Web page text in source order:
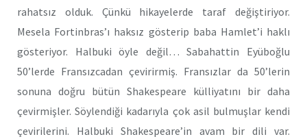
rahatsız olduk. Çünkü hikayelerde taraf değiştiriyor.
Mesela Fortinbras’ı haksız gösterip baba Hamlet’i haklı
gösteriyor. Halbuki öyle değil… Sabahattin Eyüboğlu
50’lerde Fransızcadan çevirirmiş. Fransızlar da 50’lerin
sonuna doğru bütün Shakespeare külliyatını bir daha
çevirmişler. Söylendiği kadarıyla çok asil bulmuşlar kendi
çevirilerini. Halbuki Shakespeare’in avam bir dili var.